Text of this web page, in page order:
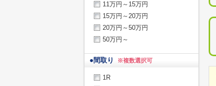
11万円～15万円
15万円～20万円
20万円～50万円
50万円～
●間取り ※複数選択可
1R